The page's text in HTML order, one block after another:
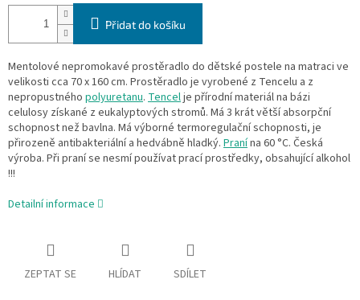
Přidat do košíku
Mentolové nepromokavé prostěradlo do dětské postele na matraci ve
velikosti cca 70 x 160 cm. Prostěradlo je vyrobené z Tencelu a z
nepropustného polyuretanu. Tencelje přírodní materiál na bázi
celulosy získané z eukalyptových stromů. Má 3 krát větší absorpční
schopnost než bavlna. Má výborné termoregulační schopnosti, je
přirozeně antibakteriální a hedvábně hladký. Pranína 60 °C. Česká
výroba. Při praní se nesmí používat prací prostředky, obsahující alkohol
!!!
Detailní informace
ZEPTAT SE HLÍDAT SDÍLET